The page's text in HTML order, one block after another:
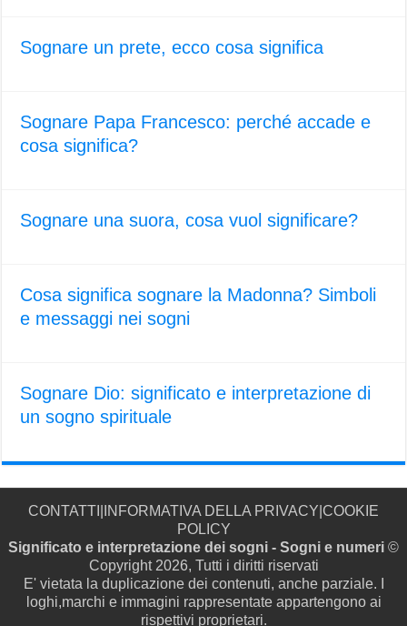
Sognare un prete, ecco cosa significa
Sognare Papa Francesco: perché accade e
cosa significa?
Sognare una suora, cosa vuol significare?
Cosa significa sognare la Madonna? Simboli
e messaggi nei sogni
Sognare Dio: significato e interpretazione di
un sogno spirituale
CONTATTI INFORMATIVA DELLA PRIVACY COOKIE
POLICY
Significato e interpretazione dei sogni - Sogni e numeri ©
Copyright 2026, Tutti i diritti riservati
E' vietata la duplicazione dei contenuti, anche parziale. I
loghi,marchi e immagini rappresentate appartengono ai
rispettivi proprietari.